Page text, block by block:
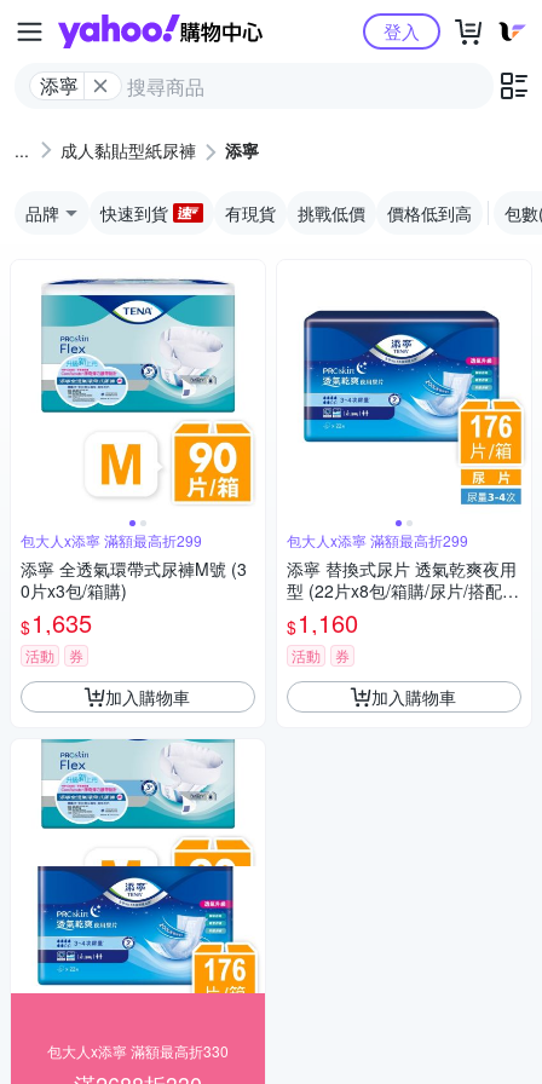
Yahoo購物中心
添寧
登入
成人黏貼型紙尿褲 添寧
品牌 快速到貨 有現貨 挑戰低價 價格低到高 包
包大人x添寧 滿額最高折299
添寧 全透氣環帶式尿褲M號 (3
0片x3包/箱購)
$1,635
活動 券
加入購物車
包大人x添寧 滿額最高折330
包大人x添寧 滿額最高折299
添寧 替換式尿片 透氣乾爽夜用
型 (22片x8包/箱購/尿片/搭配成
人紙尿褲)
$1,160
活動 券
加入購物車